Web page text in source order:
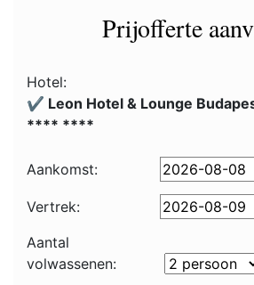
Prijofferte
Hotel:
✔️ Leon Hotel & Lounge
**** ****
Aankomst:
Vertrek:
Aantal
volwassenen: